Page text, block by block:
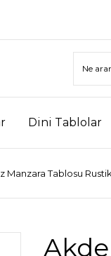
Dini Tablolar
Manzara Tablosu